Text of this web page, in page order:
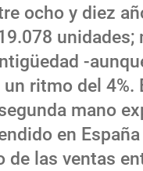
ocho y diez
-
ritmo del 4%.
mano
en
de las ventas